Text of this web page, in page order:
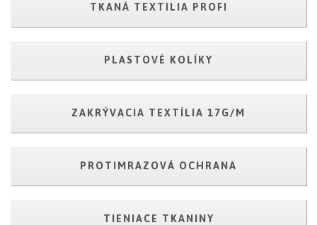
TKANÁ TEXTILIA PROFI
PLASTOVÉ KOLÍKY
ZAKRÝVACIA TEXTÍLIA 17G/M
PROTIMRAZOVÁ OCHRANA
TIENIACE TKANINY